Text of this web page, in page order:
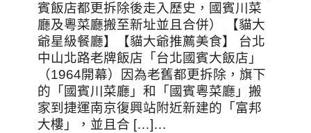
賓飯店都更拆除後走入歷史，國賓川菜
廳及粵菜廳搬至新址並且合併） 【貓大
爺星級餐廳】【貓大爺推薦美食】 台北
中山北路老牌飯店「台北國賓大飯店」
（1964開幕）因為老舊都更拆除，旗下
的「國賓川菜廳」和「國賓粵菜廳」搬
家到捷運南京復興站附近新建的「富邦
大樓」，並且合 […]…